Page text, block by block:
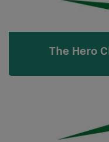
The Hero